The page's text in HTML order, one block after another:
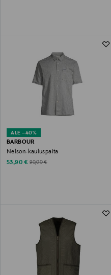
ALE –40%
BARBOUR
Nelson-kauluspaita
Discounted Price
53,90 € Original Price
90,00 €